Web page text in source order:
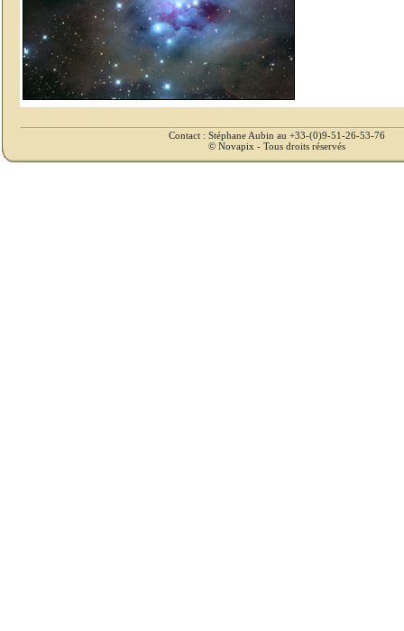
Contact : Stéphane Aubin au +33-(0)9-51-26-53-76
© Novapix - Tous droits réservés